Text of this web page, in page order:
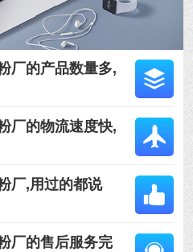
厂的产品数量多,
厂的物流速度快,
厂,用过的都说
厂的售后服务完